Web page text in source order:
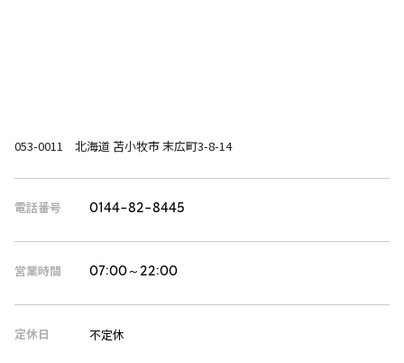
053-0011 北海道 苫小牧市 末広町3-8-14
電話番号 0144-82-8445
営業時間 07:00～22:00
定休日 不定休